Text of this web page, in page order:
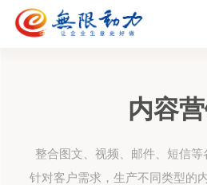
内容
整合图文、视频、邮件、短信
针对客户需求，生产不同类型的